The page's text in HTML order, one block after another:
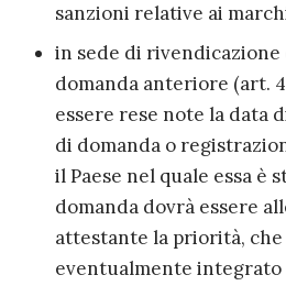
sanzioni relative ai
in sede di
domanda anteriore (art.
essere rese note la data
di domanda o
il Paese nel quale essa è
domanda dovrà essere
attestante la priorità, che
eventualmente